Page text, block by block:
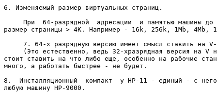
6. Изменяемый размер виртуальных страниц.
При  64-разрядной  адресации  и памятью машины до
размер страницы > 4К. Например - 16k, 256k, 1Mb, 4Mb,
7. 64-х разрядную версию имеет смысл ставить на
(Это естественно, ведь 32-хразрядная версия на V
стоит ставить на что либо еще, особенно на рабочие
много, а работать быстрее - не будет.
8.  Инсталляционный  компакт  у HP-11 - единый - с него
любую машину HP-9000.